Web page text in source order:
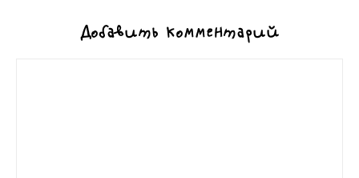
Добавить комментарий